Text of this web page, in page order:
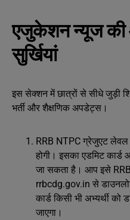
एजुकेशन न्यूज की
सुर्खियां
इस सेक्शन में छात्रों से सीधे जुड़ी
भर्ती और शैक्षणिक अपडेट्स।
RRB NTPC ग्रेजुएट लेवल
होगी। इसका एडमिट कार्ड
जा सकता है। आप इसे
rrbcdg.gov.in से
कार्ड किसी भी अभ्यर्थी
जाएगा।